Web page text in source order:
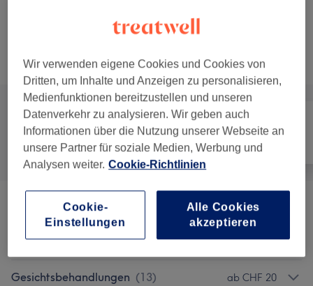
Details anzeigen
Alle Services
Alle Haarentfernung
Damen - Waxing (11 ab CHF 15
Herren - Waxing (7) ab CHF 10
Gesichtsbehandlungen (13) ab CHF 20
Wir verwenden eigene Cookies und Cookies von
Dritten, um Inhalte und Anzeigen zu personalisieren,
Medienfunktionen bereitzustellen und unseren
Datenverkehr zu analysieren. Wir geben auch
Informationen über die Nutzung unserer Webseite an
unsere Partner für soziale Medien, Werbung und
Analysen weiter. Cookie-Richtlinien
Alle Cookies
akzeptieren
Cookie-
Einstellungen